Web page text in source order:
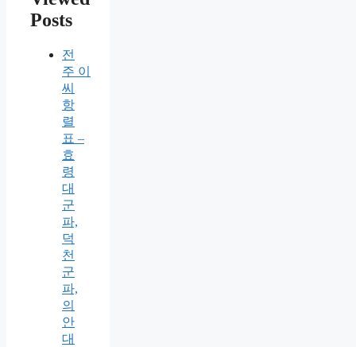
Posts
전
주 이
씨
항
렬
표 –
효
령
대
군
파,
덕
천
군
파,
의
안
대